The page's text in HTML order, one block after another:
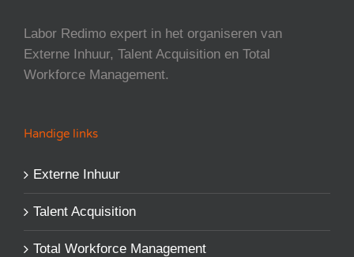
Labor Redimo expert in het organiseren van
Externe Inhuur, Talent Acquisition en Total
Workforce Management.
Handige links
Externe Inhuur
Talent Acquisition
Total Workforce Management